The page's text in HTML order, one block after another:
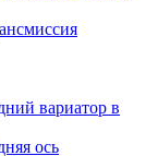
вариатор в
ось